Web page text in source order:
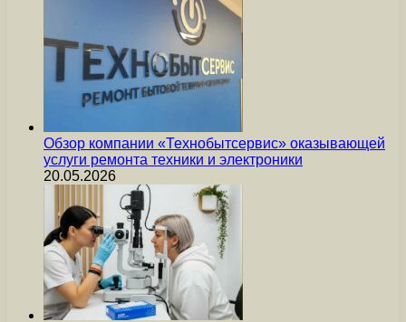
Обзор компании «Технобытсервис» оказывающей
услуги ремонта техники и электроники
20.05.2026